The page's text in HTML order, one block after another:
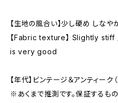
【生地の風合い】少し硬め しな
【Fabric texture】 Slightly
is very good
【年代】ビンテージ＆アンティーク
※あくまで推測です。保証するも